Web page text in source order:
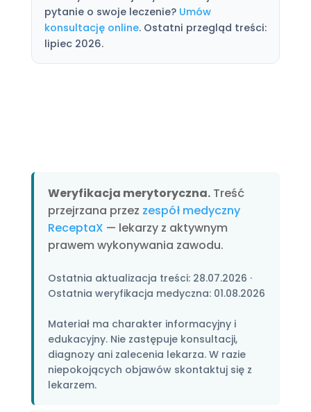
pytanie o swoje leczenie? Umów
konsultację online. Ostatni przegląd treści:
lipiec 2026.
Weryfikacja merytoryczna.Treść
przejrzana przez zespół medyczny
ReceptaX — lekarzy z aktywnym
prawem wykonywania zawodu.
Ostatnia aktualizacja treści: 28.07.2026 ·
Ostatnia weryfikacja medyczna: 01.08.2026
Materiał ma charakter informacyjny i
edukacyjny. Nie zastępuje konsultacji,
diagnozy ani zalecenia lekarza. W razie
niepokojących objawów skontaktuj się z
lekarzem.